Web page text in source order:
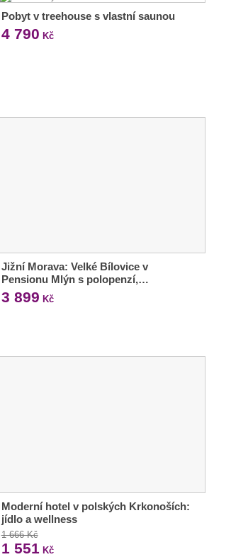
Pobyt v treehouse s vlastní saunou
4 790 Kč
Jižní Morava: Velké Bílovice v
Pensionu Mlýn s polopenzí,…
3 899 Kč
Moderní hotel v polských Krkonoších:
jídlo a wellness
1 666 Kč
1 551 Kč